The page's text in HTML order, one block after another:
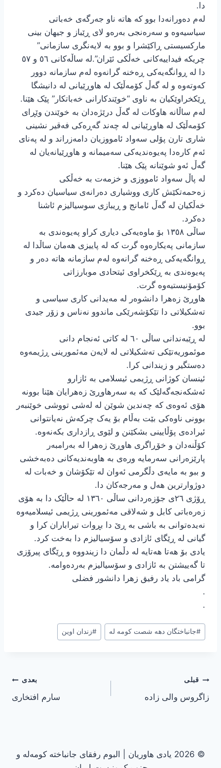
دا.
لەم دەورانەدا بوو کە هاتە ناو جەرگەی خەباتی
سیاسیەوە و سەرەنجی بەرەو لای ڕێباز و جیهان بینی
مارکسیستی ڕاکێشرا و بوو بە لایەنگری سازمانی”
چریکە فیداییەکانی خەڵکی ئێران”.لە ساڵەکانی ٥٦ و ٥٧
دا لە ڕوانگەیەکی ڕەخنە گرانەوە لەم سازمانە دوور
کەوتەوە و لە گەڵ کۆمەڵێک لە هاوڕێیانی لە دانیشگا
ڕێکخراوێکیان بە ناوی “خوێندکارانی خەباتکار” پێک هێنا.
لەم ساڵانە هاوکات لە گەڵ درێژەدان بە خوێندن وێڕای
کۆمەڵێک لە هاوڕێیانی لە چەند گەڕەکی فەقیر نشینی
شاری تارن پۆلی سەواد ئامووزیان دامەزراند و لە پەنای
ئەم کارەدا پەیوەندیەکی سەمیمانە و هاوڕێیانەیان لە
گەڵ ئەو شوێنانە پێک هێنا.
لە پاڵ سەواد ئامووزی و خزمەت بە خەڵکی
زەحمەتکێش کاری ووشیاری دەرانەی سیاسیان دەکرد و
خەڵکیان لە گەڵ ئامانج و ڕیبازی سوسیالیزم ئاشنا
دەکرد.
ساڵی ١٣٥٨ بۆ ماوەیەکی دیاری کراو پەیوەندی بە
سازمانی پەیکارەوە گرت کە لە پاییزی هەمان ساڵدا لە
ڕوانگەیەکی ڕەخنە گرانەوە لەم سازمانە هاتە دەر و
پەیوەندی بە ڕێکخراوی ئیتحادی موبارزاتی
کۆمۆنیستیەوە گرت.
هاوڕێ زەهرا دانشوەر لە مەیدانی کاری سیاسی و
تەشکیلاتی دا تێکۆشەرێکی ماندوو نەناس و زۆر جیدی
بوو.
له ڕێبەندانی ساڵی ٦٠ لە کاتی ئەنجام دانی
موئموریەتێکی تەشکیلاتی لە لایەن مەئمورینی ڕژیمەوە
دەستگیر و زیندانی کرا.
ئینسان کوژانی ڕژیمی ئیسلامی بە ئازارو
ئەشکەنجەگەلێک کە بە سەرهاوڕێ زەهرایان هێنا بوونە
هۆی ئەوەی کە چەندین شوێن لە لەشی تووشی خوێنبەر
بوونی ناوەکی بێت بەڵام بۆ یەک چرکەش نەیانتوانی
ئیرادەی پۆڵایینی بشکێنن و لێوی ڕازداری بکەنەوە.
کۆڵنەدان و خۆڕاگری هاوڕێ زەهرا لە بەرامبەر
پارێزەرانی سەرمایە ورەی بە هاوبەندیەکانی دەبەخشی
و ببو بە مایەی دڵگرمی ئەوان لە تێکۆشان و خەبات لە
دوژوارترین هەل و مەرجەکان دا.
ڕۆژی ٢٦ی جۆزەردانی ساڵی ١٣٦٠ لە حاڵێک دا بە هۆی
زەرەباتی کابل و شەلاقی مەئمورینی ڕژیمی ئیسلامیەوە
نەیدەتوانی بە باشی بە ڕێ دا بڕوات تیراباران کرا و
گیانی لە ڕێگای ئازادی و سۆسیالیزم دا بەخت کرد.
یادی بۆ هەتا هەتایە لە دڵمان دا زیندووە و ڕێگای پیرۆزی
تا گەییشتن بە ئازادی و سۆسیالیزم بەردەوامە.
گرامی باد یاد رفیق زهرا دانشور فضلی
.
.
#جانباختگان دهه شصت کومه له #زندان اوین
راهبری
نوشته
قبلی
زاگروس والی زاده
بعدی
سارم افتخاری
© 2026 یادی هاوریان | البوم رفقای جانباخته کومه‌له و